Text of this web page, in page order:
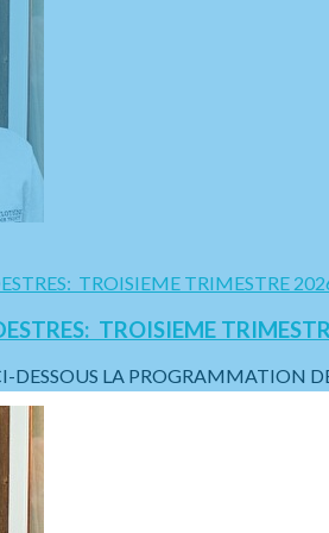
TROISIEME
DESSOUS LA PROGRAMMATION